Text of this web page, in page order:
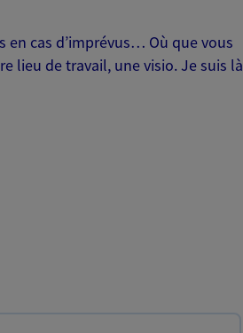
en cas d’imprévus… Où que vous
lieu de travail, une visio. Je suis là